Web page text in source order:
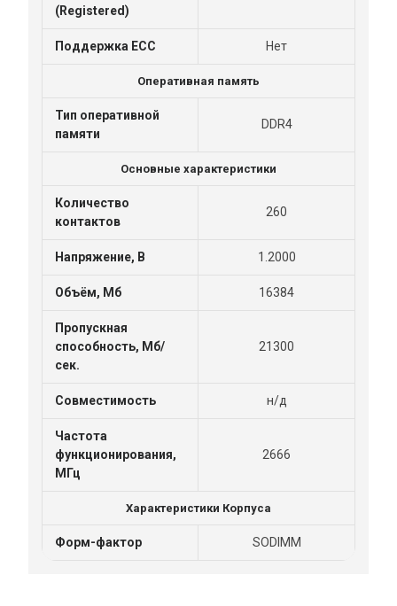
(Registered)
Поддержка ECC Нет
Оперативная память
Тип оперативной
памяти
DDR4
Основные характеристики
Количество
контактов
260
Напряжение, В 1.2000
Объём, Мб 16384
Пропускная
способность, Мб/
сек.
21300
Совместимость н/д
Частота
функционирования,
МГц
2666
Характеристики Корпуса
Форм-фактор SODIMM